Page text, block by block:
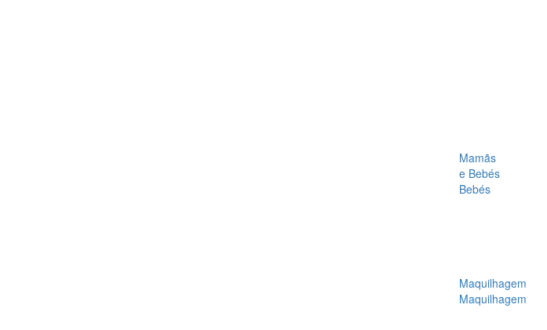
Mamãs
e Bebés
Bebés
Maquilhagem
Maquilhagem